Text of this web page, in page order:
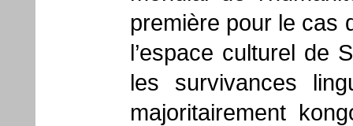
première pour le cas
l’espace culturel de
les survivances
majoritairement